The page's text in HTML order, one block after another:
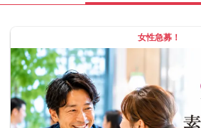
女性急募！